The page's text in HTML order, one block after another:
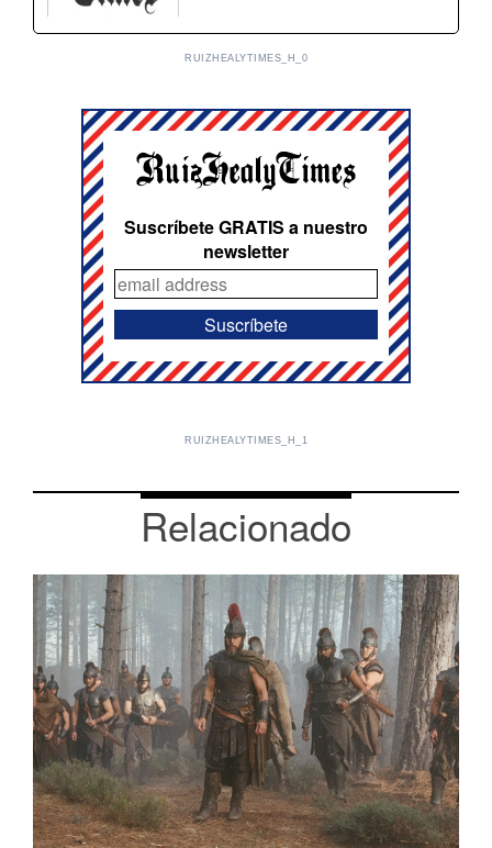
RUIZHEALYTIMES_H_0
Suscríbete GRATIS a nuestro
newsletter
RUIZHEALYTIMES_H_1
Relacionado